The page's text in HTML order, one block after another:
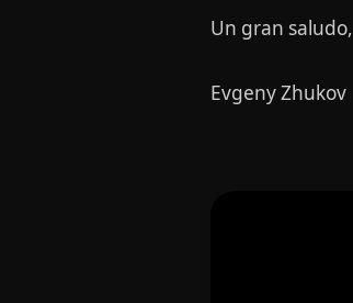
Un gran saludo,
Evgeny Zhukov